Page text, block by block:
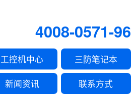
4008-0571-96
工控机中心 三防笔记本
新闻资讯 联系方式